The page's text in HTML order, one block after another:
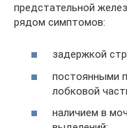
предстательной
рядом симптомов:
задержкой
постоянными
лобковой
наличием в